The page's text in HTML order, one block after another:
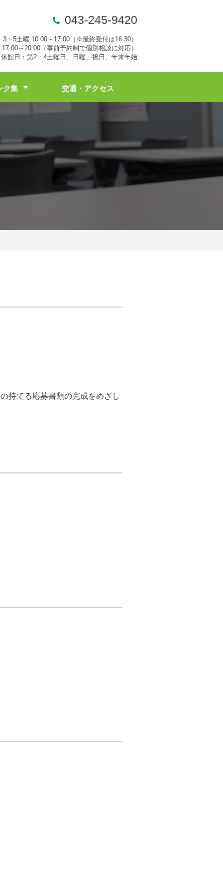
043-245-9420
・5土曜 10:00～17:00（※最終受付は16:30）
～20:00（事前予約制で個別相談に対応）
休館日：第2・4土曜日、日曜、祝日、年末年始
ク集 交通・アクセス
持てる応募書類の完成をめざし